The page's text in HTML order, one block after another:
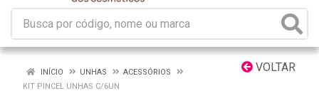
VOLTAR
INÍCIO UNHAS
ACESSÓRIOS
KIT PINCEL UNHAS C/6UN